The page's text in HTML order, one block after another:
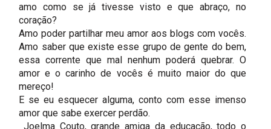
amo como se já tivesse visto e que abraço, no
coração?
Amo poder partilhar meu amor aos blogs com vocês.
Amo saber que existe esse grupo de gente do bem,
essa corrente que mal nenhum poderá quebrar. O
amor e o carinho de vocês é muito maior do que
mereço!
E se eu esquecer alguma, conto com esse imenso
amor que sabe exercer perdão.
Joelma Couto, grande amiga da educação, todo o